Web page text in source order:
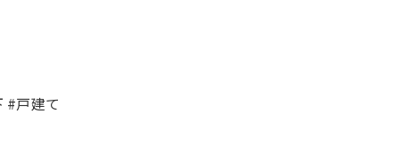
#戸建て